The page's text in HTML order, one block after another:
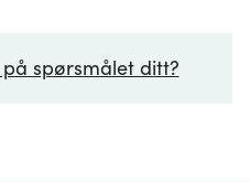
spørsmålet ditt?